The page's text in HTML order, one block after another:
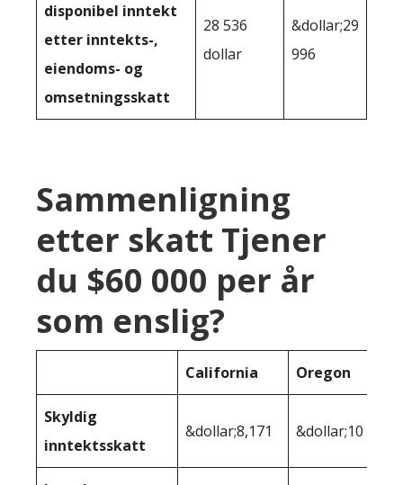
disponibel inntekt
etter inntekts-,
eiendoms- og
omsetningsskatt
28 536
dollar
&dollar;29
996
Sammenligning
etter skatt Tjener
du $60 000 per år
som enslig?
California Oregon
Skyldig
inntektsskatt
&dollar;8,171 &dollar;10 730